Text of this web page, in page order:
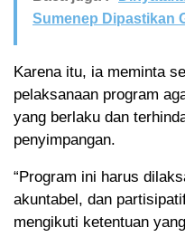
Sumenep Dipastikan
Karena itu, ia meminta
pelaksanaan program
yang berlaku dan
penyimpangan.
“Program ini harus
akuntabel, dan
mengikuti ketentuan